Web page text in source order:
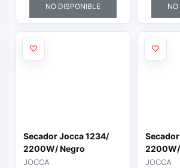
NO DISPONIBLE NO
Secador Jocca 1234/
2200W/ Negro
JOCCA JOCCA